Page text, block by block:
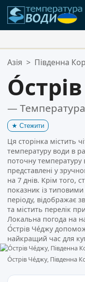
Ваші Улюблені
Азія > Південна
— Температура
★ Стежити
Ця сторінка містить
температуру води в
поточну температуру
представлені у
на 7 днів. Крім того,
показник із
періоду, відображає
та містить перелік
Локальна погода на
О́стрів Че́джу
найкращий час для
О́стрів Че́джу, Південна